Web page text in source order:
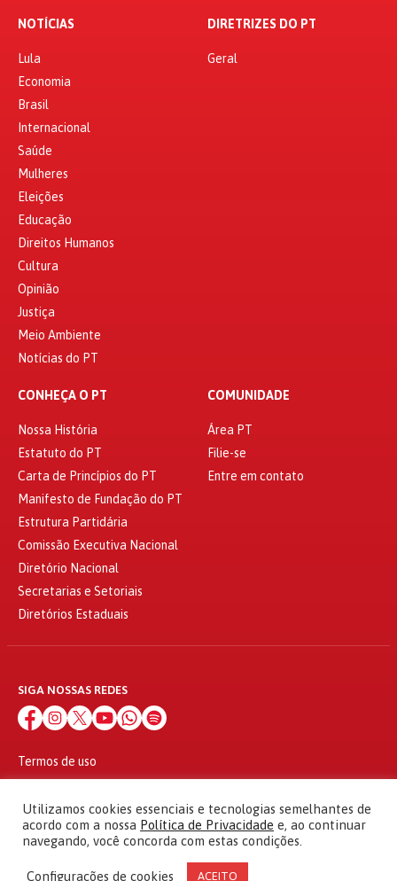
NOTÍCIAS
Lula
Economia
Brasil
Internacional
Saúde
Mulheres
Eleições
Educação
Direitos Humanos
Cultura
Opinião
Justiça
Meio Ambiente
Notícias do PT
DIRETRIZES DO PT
Geral
CONHEÇA O PT
Nossa História
Estatuto do PT
Carta de Princípios do PT
Manifesto de Fundação do PT
Estrutura Partidária
Comissão Executiva Nacional
Diretório Nacional
Secretarias e Setoriais
Diretórios Estaduais
COMUNIDADE
Área PT
Filie-se
Entre em contato
SIGA NOSSAS REDES
Termos de uso
© 2010 - 2026
Partido dos Trabalhadores Todos os direitos reservados
Utilizamos cookies essenciais e tecnologias semelhantes de
acordo com a nossa Política de Privacidade e, ao continuar
navegando, você concorda com estas condições.
Configurações de cookies ACEITO